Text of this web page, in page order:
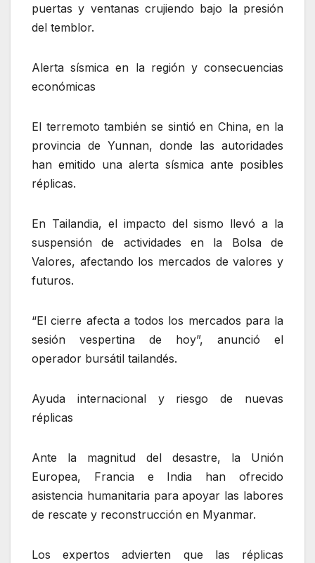
puertas y ventanas crujiendo bajo la presión
del temblor.
Alerta sísmica en la región y consecuencias
económicas
El terremoto también se sintió en China, en la
provincia de Yunnan, donde las autoridades
han emitido una alerta sísmica ante posibles
réplicas.
En Tailandia, el impacto del sismo llevó a la
suspensión de actividades en la Bolsa de
Valores, afectando los mercados de valores y
futuros.
“El cierre afecta a todos los mercados para la
sesión vespertina de hoy”, anunció el
operador bursátil tailandés.
Ayuda internacional y riesgo de nuevas
réplicas
Ante la magnitud del desastre, la Unión
Europea, Francia e India han ofrecido
asistencia humanitaria para apoyar las labores
de rescate y reconstrucción en Myanmar.
Los expertos advierten que las réplicas